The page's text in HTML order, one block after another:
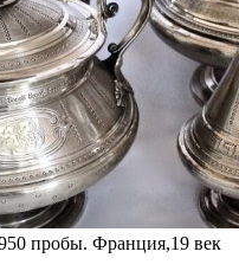
пробы. Франция,19 век